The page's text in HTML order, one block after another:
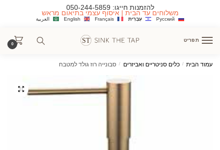
להזמנות חייגו: 050-244-5859
משלוחים עד הבית | איסוף עצמי בתיאום מראש
العربية English Français עִבְרִית Русский
תפריט
0
עמוד הבית / כלים סניטריים ואביזרים / סבונייה רוז גולד למטבח